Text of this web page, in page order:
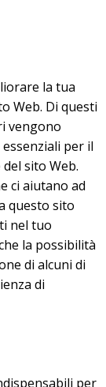
la tua
Web. Di questi
vengono
per il
sito Web.
ci aiutano ad
questo sito
nel tuo
la possibilità
di alcuni di
di
per